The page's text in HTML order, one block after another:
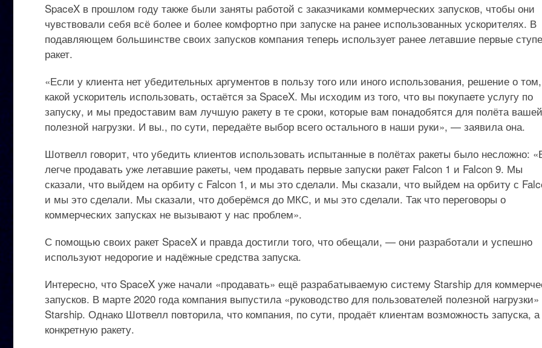
SpaceX в прошлом году также были заняты работой с заказчиками коммерческих запусков, чтобы они
чувствовали себя всё более и более комфортно при запуске на ранее использованных ускорителях. В
подавляющем большинстве своих запусков компания теперь использует ранее летавшие первые
ракет.
«Если у клиента нет убедительных аргументов в пользу того или иного использования, решение о том,
какой ускоритель использовать, остаётся за SpaceX. Мы исходим из того, что вы покупаете услугу по
запуску, и мы предоставим вам лучшую ракету в те сроки, которые вам понадобятся для полёта вашей
полезной нагрузки. И вы., по сути, передаёте выбор всего остального в наши руки», — заявила она.
Шотвелл говорит, что убедить клиентов использовать испытанные в полётах ракеты было несложно:
легче продавать уже летавшие ракеты, чем продавать первые запуски ракет Falcon 1 и Falcon 9. Мы
сказали, что выйдем на орбиту с Falcon 1, и мы это сделали. Мы сказали, что выйдем на орбиту с
и мы это сделали. Мы сказали, что доберёмся до МКС, и мы это сделали. Так что переговоры о
коммерческих запусках не вызывают у нас проблем».
С помощью своих ракет SpaceX и правда достигли того, что обещали, — они разработали и успешно
используют недорогие и надёжные средства запуска.
Интересно, что SpaceX уже начали «продавать» ещё разрабатываемую систему Starship для
запусков. В марте 2020 года компания выпустила «руководство для пользователей полезной нагрузки»
Starship. Однако Шотвелл повторила, что компания, по сути, продаёт клиентам возможность запуска,
конкретную ракету.